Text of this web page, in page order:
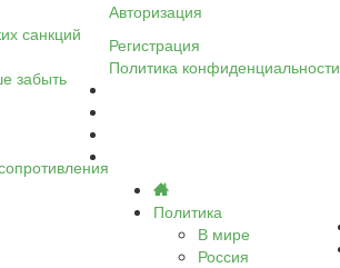
санкций
забыть
Авторизация
Регистрация
Политика конфиденциальности
Политика
В мире
Россия